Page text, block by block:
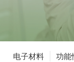
电子材料 功能